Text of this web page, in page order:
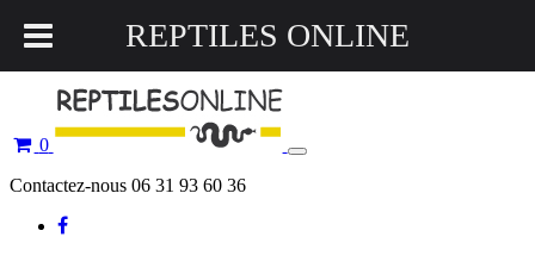
0
Toggle
Contactez-nous 06 31 93 60 36
REPTILES ONLINE